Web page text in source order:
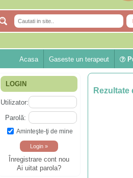
Acasa Gaseste un terapeut
LOGIN
Utilizator:
Parolă:
Aminteşte-ţi de mine
Înregistrare cont nou
Ai uitat parola?
Rezultate